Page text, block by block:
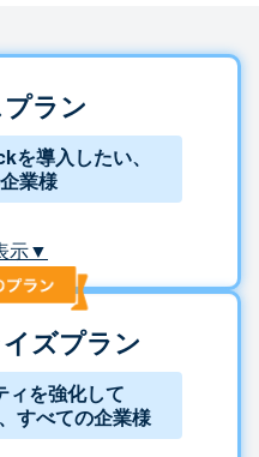
ラン
導入したい、
業様
示▼
ズプラン
ィを強化して
すべての企業様